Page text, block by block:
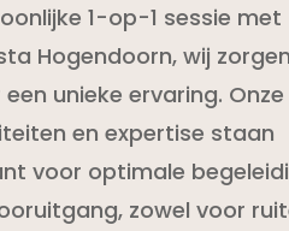
1-op-1 sessie met
Hogendoorn, wij zorgen
unieke ervaring. Onze
en expertise staan
voor optimale
zowel voor